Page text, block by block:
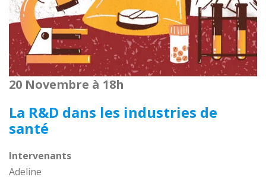
20 Novembre à 18h
La R&D dans les industries de
santé
Intervenants
Adeline